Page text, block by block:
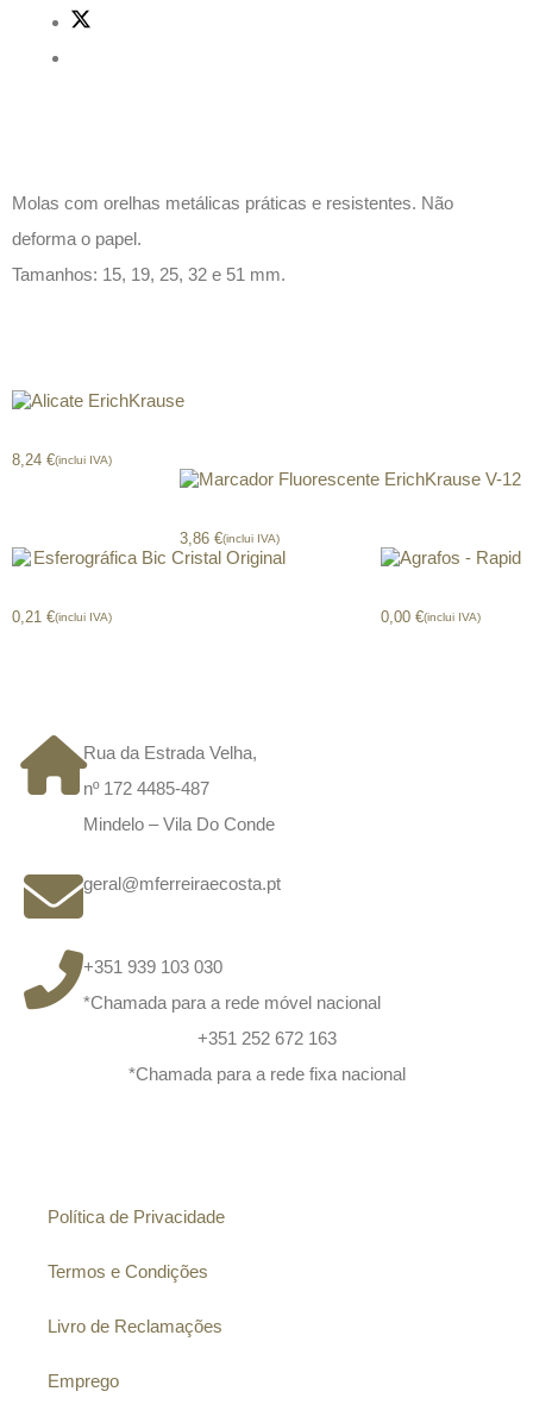
Molas com orelhas metálicas práticas e resistentes. Não
deforma o papel.
Tamanhos: 15, 19, 25, 32 e 51 mm.
8,24 €(inclui IVA)
3,86 €(inclui IVA)
0,21 €(inclui IVA) 0,00 €(inclui IVA)
Rua da Estrada Velha,
nº 172 4485-487
Mindelo – Vila Do Conde
geral@mferreiraecosta.pt
+351 939 103 030
*Chamada para a rede móvel nacional
+351 252 672 163
*Chamada para a rede fixa nacional
Política de Privacidade
Termos e Condições
Livro de Reclamações
Emprego